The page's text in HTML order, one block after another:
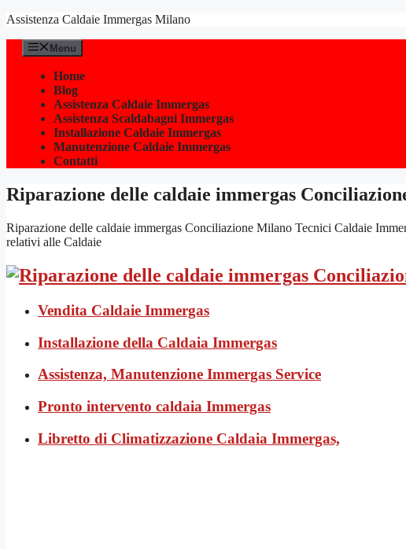
Vai
contenuto
Assistenza Caldaie Immergas Milano
Menu
Home
Blog
Assistenza Caldaie Immergas
Assistenza Scaldabagni Immergas
Installazione Caldaie Immergas
Manutenzione Caldaie Immergas
Contatti
Riparazione delle caldaie immergas
Riparazione delle caldaie immergas Conciliazione Milano Tecnici Caldaie
relativi alle Caldaie
Vendita Caldaie Immergas
Installazione della Caldaia Immergas
Assistenza, Manutenzione Immergas Service
Pronto intervento caldaia Immergas
Libretto di Climatizzazione Caldaia Immergas,